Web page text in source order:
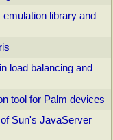
library and
load balancing and
tool for Palm devices
Sun's JavaServer